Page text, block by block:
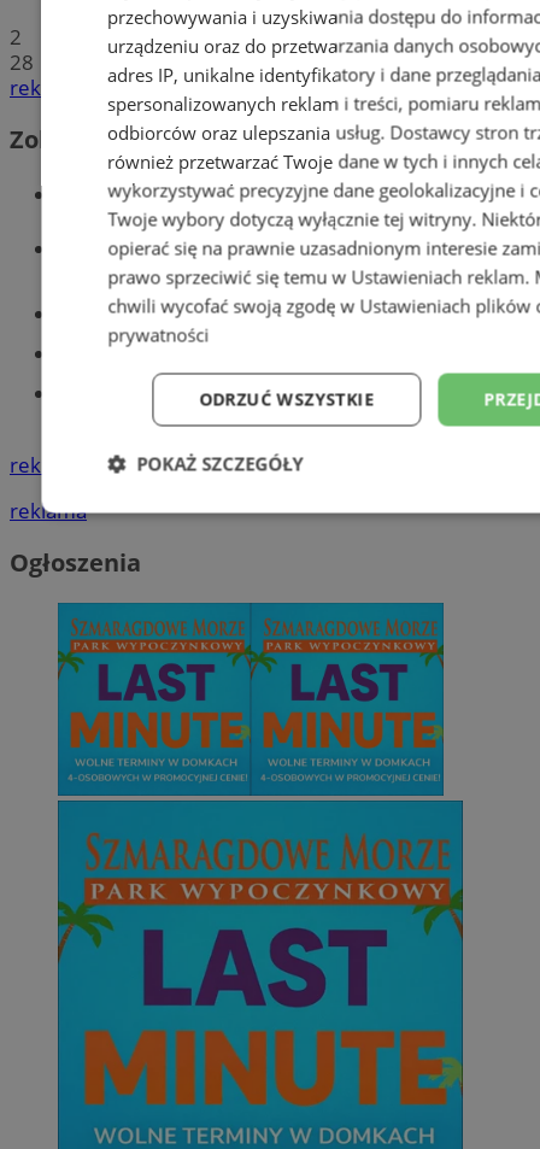
2
28
reklama
Zobacz również
Wiadomości kryminalne w Tychach
Wiadomości lokalne
Części samochodowe do -70%!
Znajdź pracę - codziennie nowe
ogłoszenia
reklama
reklama
Ogłoszenia
przechowywania i uzyskiwania dostępu do
urządzeniu oraz do przetwarzania danych
adres IP, unikalne identyfikatory i dane
spersonalizowanych reklam i treści, pomiaru
odbiorców oraz ulepszania usług. Dostawcy stron
również przetwarzać Twoje dane w tych i innych
wykorzystywać precyzyjne dane geolokalizacyjne i
Twoje wybory dotyczą wyłącznie tej witryny.
opierać się na prawnie uzasadnionym interesie
prawo sprzeciwić się temu w Ustawieniach reklam.
chwili wycofać swoją zgodę w Ustawieniach plików
prywatności
ODRZUĆ WSZYSTKIE
POKAŻ SZCZEGÓŁY
Niezbędne Wydajność
Niesklasyfikowane
Niezbędne Wydajność Targetowanie
takich jak logowanie użytkownika i zarządzanie kontem. Bez
można prawidłowo korzystać ze strony internetowej.
Nazwa
Provider/
mojetychy.pl
MvSessID mojetychy.pl